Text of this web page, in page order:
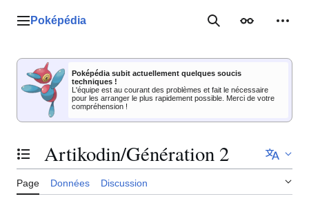
Menu principal
Poképédia RechercherApparence
Poképédia subit actuellement quelques soucis
techniques !
L'équipe est au courant des problèmes et fait le nécessaire
pour les arranger le plus rapidement possible. Merci de votre
compréhension !
Basculer la table des matières
Artikodin/Génération 2
Page Données Discussion